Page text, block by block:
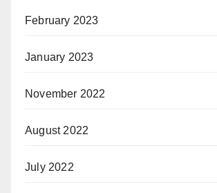
February 2023
January 2023
November 2022
August 2022
July 2022